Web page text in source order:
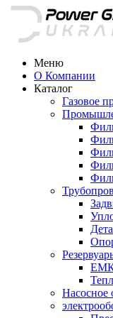
Меню
О Компании
Каталог
Газовое
Насосное